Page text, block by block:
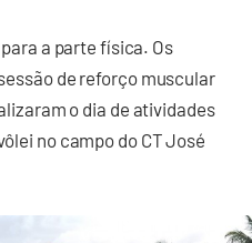
a parte física. Os
de reforço muscular
o dia de atividades
no campo do CT José